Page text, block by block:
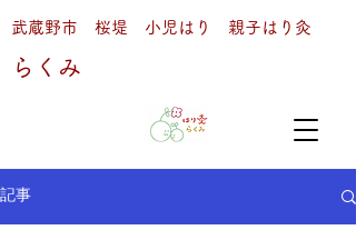
武蔵野市 桜堤 小児はり 親子はり灸
らくみ
記事